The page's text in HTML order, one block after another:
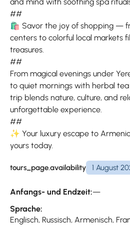
and mind with soothing spa
##
🛍 Savor the joy of shopping —
centers to colorful local markets
treasures.
##
From magical evenings under
to quiet mornings with herbal
trip blends nature, culture, and
unforgettable experience.
##
✨ Your luxury escape to
yours today.
tours_page.availability 1 August
Anfangs- und Endzeit:—
Sprache:
Englisch, Russisch, Armenisch,